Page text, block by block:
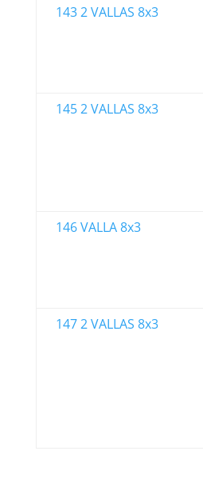
143 2 VALLAS 8x3
145 2 VALLAS 8x3
146 VALLA 8x3
147 2 VALLAS 8x3